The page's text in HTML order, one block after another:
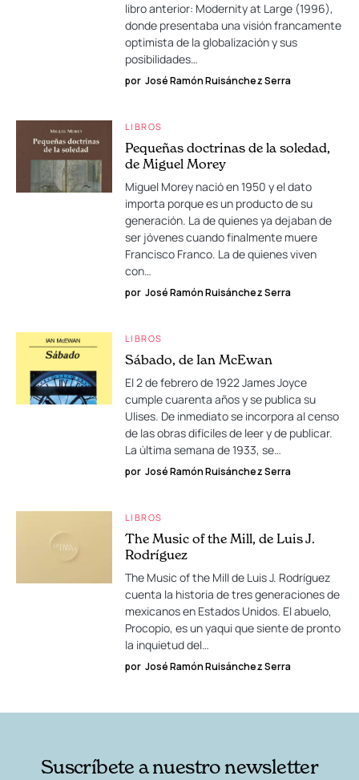
libro anterior: Modernity at Large (1996),
donde presentaba una visión francamente
optimista de la globalización y sus
posibilidades…
por José Ramón Ruisánchez Serra
LIBROS
Pequeñas doctrinas de la soledad,
de Miguel Morey
Miguel Morey nació en 1950 y el dato
importa porque es un producto de su
generación. La de quienes ya dejaban de
ser jóvenes cuando finalmente muere
Francisco Franco. La de quienes viven
con…
por José Ramón Ruisánchez Serra
LIBROS
Sábado, de Ian McEwan
El 2 de febrero de 1922 James Joyce
cumple cuarenta años y se publica su
Ulises. De inmediato se incorpora al censo
de las obras difíciles de leer y de publicar.
La última semana de 1933, se…
por José Ramón Ruisánchez Serra
LIBROS
The Music of the Mill, de Luis J.
Rodríguez
The Music of the Mill de Luis J. Rodríguez
cuenta la historia de tres generaciones de
mexicanos en Estados Unidos. El abuelo,
Procopio, es un yaqui que siente de pronto
la inquietud del…
por José Ramón Ruisánchez Serra
Suscríbete a nuestro newsletter